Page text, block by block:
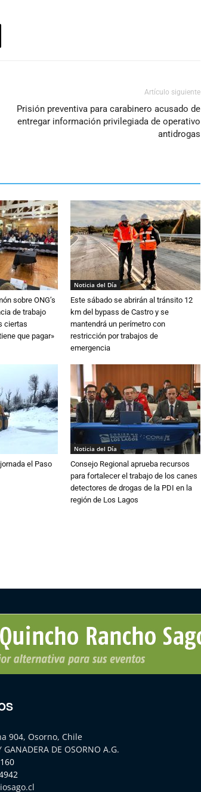
Artículo siguiente
Prisión preventiva para carabinero acusado de
entregar información privilegiada de operativo
antidrogas
sobre ONG’s
de trabajo
ciertas
que pagar»
Noticia del Día
Este sábado se abrirán al tránsito 12
km del bypass de Castro y se
mantendrá un perímetro con
restricción por trabajos de
emergencia
el Paso
Noticia del Día
Consejo Regional aprueba recursos
para fortalecer el trabajo de los canes
detectores de drogas de la PDI en la
región de Los Lagos
904, Osorno, Chile
GANADERA DE OSORNO A.G.